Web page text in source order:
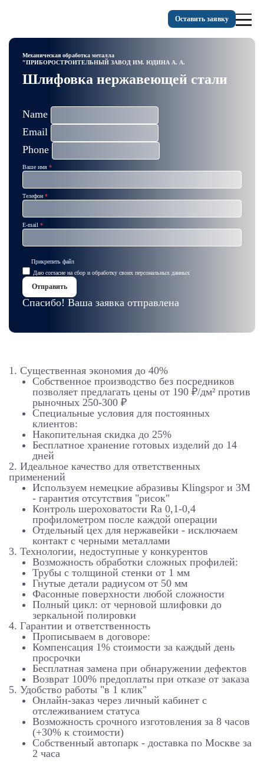
Оставить заявку
Механическая обработка металла
"ПРИБОРОСТРОИТЕЛЬНЫЙ ЗАВОД ИМ. ЮДИНА А. А.
Шлифовка нержавеющей стали
Name
Email
Phone
Ваше имя
Телефон
E-mail
Прикрепить файл
Даю согласие на сбор и обработку своих персональных данных
Отправить
Спасибо! Ваша заявка отправлена
1. Существенная экономия до 40%
Собственное производство без посредников
позволяет предлагать цены от 190 ₽/дм² против
рыночных 250-300 ₽
Специальные условия для постоянных
клиентов:
Накопительная скидка до 25%
Бесплатное хранение готовых изделий до 14
дней
2. Идеальное качество для ответственных
применений
Используем немецкие абразивы Klingspor и 3M
- гарантия отсутствия "рисок"
Контроль шероховатости Ra 0,1-0,4
профилометром после каждой операции
Отдельный цех для нержавейки - исключаем
контакт с черными металлами
3. Технологии, недоступные у конкурентов
Возможность обработки сложных профилей:
Трубы с толщиной стенки от 1 мм
Гнутые детали радиусом от 50 мм
Фасонные поверхности любой сложности
Полный цикл: от черновой шлифовки до
зеркальной полировки
4. Гарантии и ответственность
Прописываем в договоре:
Компенсация 1% стоимости за каждый день
просрочки
Бесплатная замена при обнаружении дефектов
Возврат 100% предоплаты при отказе от заказа
5. Удобство работы "в 1 клик"
Онлайн-заказ через личный кабинет с
отслеживанием статуса
Возможность срочного изготовления за 8 часов
(+30% к стоимости)
Собственный автопарк - доставка по Москве за
2 часа